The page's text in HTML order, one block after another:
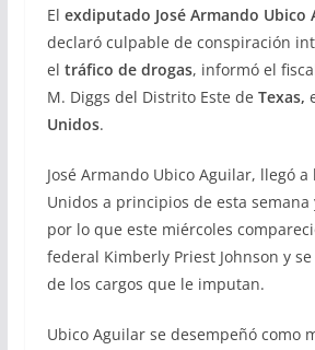
El exdiputado José Armando Ubico
declaró culpable de conspiración
el tráfico de drogas, informó el
M. Diggs del Distrito Este de Texas,
Unidos.
José Armando Ubico Aguilar, llegó a
Unidos a principios de esta
por lo que este miércoles
federal Kimberly Priest Johnson y
de los cargos que le imputan.
Ubico Aguilar se desempeñó como